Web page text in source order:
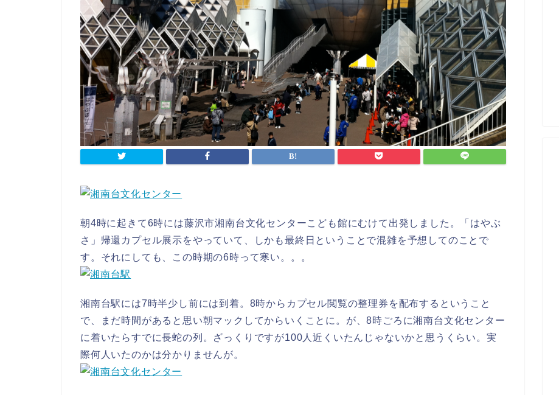
朝4時に起きて6時には藤沢市湘南台文化センターこども館にむけて出発しました。「はやぶ
さ」帰還カプセル展示をやっていて、しかも最終日ということで混雑を予想してのことで
す。それにしても、この時期の6時って寒い。。。
湘南台駅には7時半少し前には到着。8時からカプセル閲覧の整理券を配布するということ
で、まだ時間があると思い朝マックしてからいくことに。が、8時ごろに湘南台文化センター
に着いたらすでに長蛇の列。ざっくりですが100人近くいたんじゃないかと思うくらい。実
際何人いたのかは分かりませんが。